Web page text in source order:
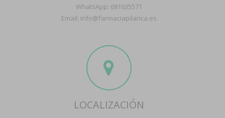
WhatsApp: 681635571
Email: info@farmaciapilarica.es
LOCALIZACIÓN